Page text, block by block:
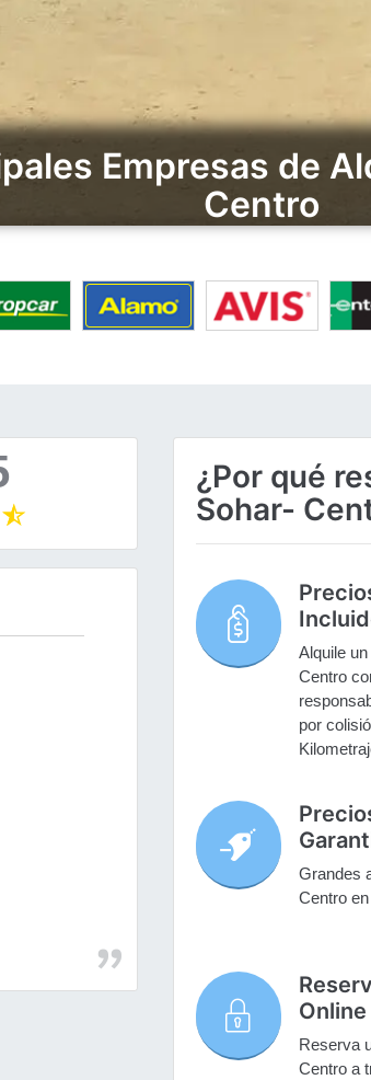
Empresas de
Centro
¿Por qué
Sohar-
Alquile
Centro
por
Grandes
Centro
Online
Reserva
Centro a